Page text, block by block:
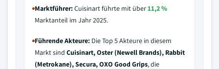
Marktführer:Cuisinart führte mit über11,2 %
Marktanteil im Jahr 2025.
Führende Akteure: Die Top 5 Akteure in diesem
Markt sind Cuisinart, Oster (Newell Brands), Rabbit
(Metrokane), Secura, OXO Good Grips, die